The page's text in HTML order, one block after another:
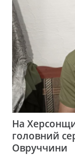
На
головний
Овруччини